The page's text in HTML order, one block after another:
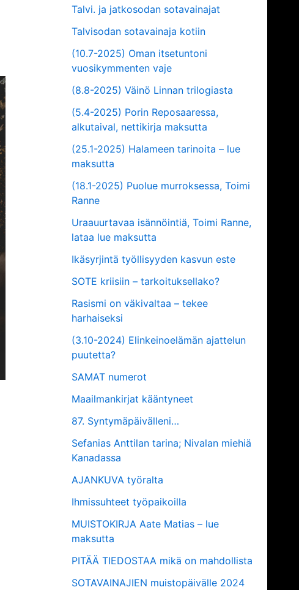
Talvi. ja jatkosodan sotavainajat
Talvisodan sotavainaja kotiin
(10.7-2025) Oman itsetuntoni
vuosikymmenten vaje
(8.8-2025) Väinö Linnan trilogiasta
(5.4-2025) Porin Reposaaressa,
alkutaival, nettikirja maksutta
(25.1-2025) Halameen tarinoita – lue
maksutta
(18.1-2025) Puolue murroksessa, Toimi
Ranne
Uraauurtavaa isännöintiä, Toimi Ranne,
lataa lue maksutta
Ikäsyrjintä työllisyyden kasvun este
SOTE kriisiin – tarkoituksellako?
Rasismi on väkivaltaa – tekee
harhaiseksi
(3.10-2024) Elinkeinoelämän ajattelun
puutetta?
SAMAT numerot
Maailmankirjat kääntyneet
87. Syntymäpäivälleni…
Sefanias Anttilan tarina; Nivalan miehiä
Kanadassa
AJANKUVA työralta
Ihmissuhteet työpaikoilla
MUISTOKIRJA Aate Matias – lue
maksutta
PITÄÄ TIEDOSTAA mikä on mahdollista
SOTAVAINAJIEN muistopäivälle 2024